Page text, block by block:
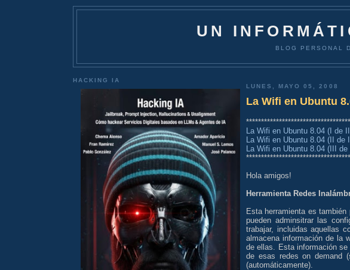
UN
BLOG PERSONAL
HACKING IA
LUNES, MAYO 05, 2008
La Wifi en Ubuntu
La Wifi en Ubuntu 8.04 (I de
La Wifi en Ubuntu 8.04 (II de
La Wifi en Ubuntu 8.04 (III
Hola amigos!
Herramienta Redes
Esta herramienta es
pueden adminsitrar las
trabajar, incluidas aquellas
almacena información de la
de ellas. Esta información
de esas redes on demand
(automáticamente).